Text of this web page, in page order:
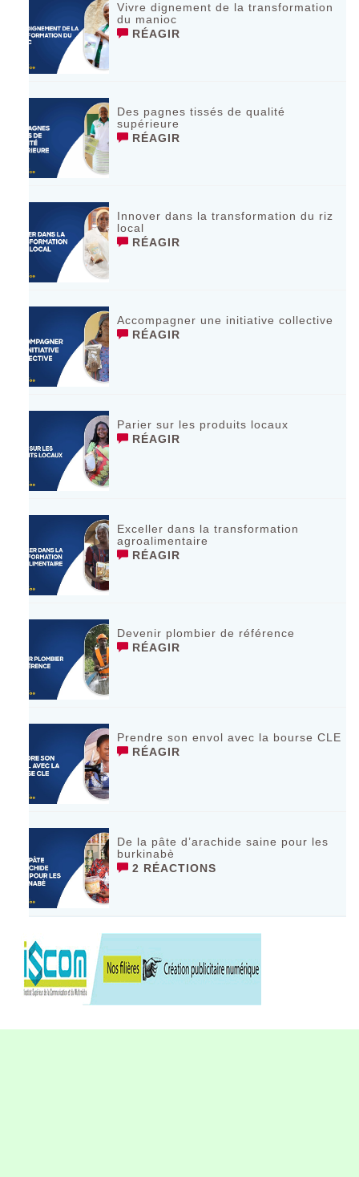
Vivre dignement de la transformation
du manioc
RÉAGIR
Des pagnes tissés de qualité
supérieure
RÉAGIR
Innover dans la transformation du riz
local
RÉAGIR
Accompagner une initiative collective
RÉAGIR
Parier sur les produits locaux
RÉAGIR
Exceller dans la transformation
agroalimentaire
RÉAGIR
Devenir plombier de référence
RÉAGIR
Prendre son envol avec la bourse CLE
RÉAGIR
De la pâte d’arachide saine pour les
burkinabè
2 RÉACTIONS